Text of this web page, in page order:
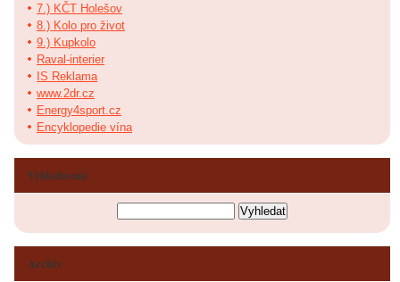
7.) KČT Holešov
8.) Kolo pro život
9.) Kupkolo
Raval-interier
IS Reklama
www.2dr.cz
Energy4sport.cz
Encyklopedie vína
Vyhledávání
Archiv